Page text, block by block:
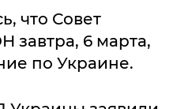
что Совет
завтра, 6 марта,
по Украине.